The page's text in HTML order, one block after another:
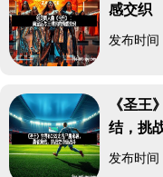
感交织
发布时
《圣王
结，挑
发布时